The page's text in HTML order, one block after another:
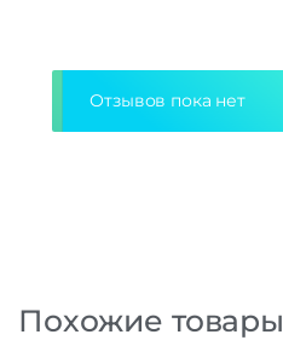
Отзывов пока нет
Похожие товары